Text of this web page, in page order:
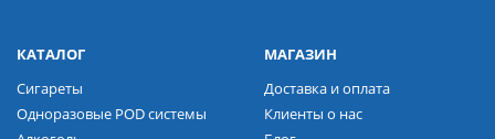
КАТАЛОГ
Сигареты
Одноразовые POD системы
МАГАЗИН
Доставка и оплата
Клиенты о нас